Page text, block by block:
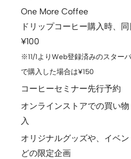
One More Coffee
ドリップコーヒー購入時、
¥100
※11/1よりWeb登録済みのスター
で購入した場合は¥150
コーヒーセミナー先行予約
オンラインストアでの買い
入
オリジナルグッズや、イベ
どの限定企画